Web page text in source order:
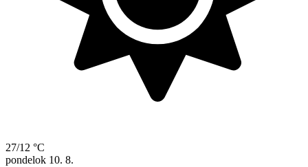
27/12 °C
pondelok 10. 8.